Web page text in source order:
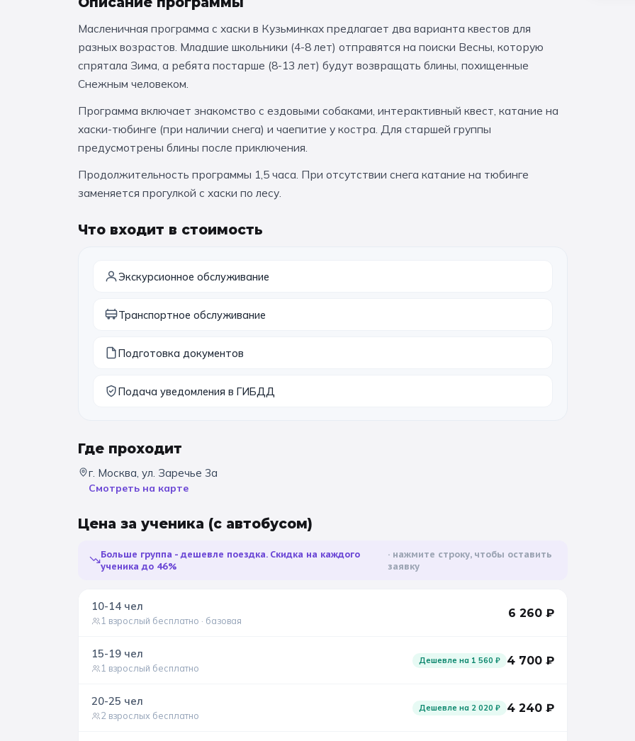
Масленичная программа с хаски в Кузьминках предлагает два варианта квестов для
разных возрастов. Младшие школьники (4-8 лет) отправятся на поиски Весны, которую
спрятала Зима, а ребята постарше (8-13 лет) будут возвращать блины, похищенные
Снежным человеком.
Программа включает знакомство с ездовыми собаками, интерактивный квест, катание на
хаски-тюбинге (при наличии снега) и чаепитие у костра. Для старшей группы
предусмотрены блины после приключения.
Продолжительность программы 1,5 часа. При отсутствии снега катание на тюбинге
заменяется прогулкой с хаски по лесу.
Что входит в стоимость
Экскурсионное обслуживание
Транспортное обслуживание
Подготовка документов
Подача уведомления в ГИБДД
Где проходит
г. Москва, ул. Заречье 3а
Смотреть на карте
Цена за ученика (с автобусом)
Больше группа - дешевле поездка. Скидка на каждого
ученика до 46%
нажмите строку, чтобы оставить
заявку
10-14 чел
1 взрослый бесплатно · базовая
6 260 ₽
15-19 чел
1 взрослый бесплатно
Дешевле на 1 560 ₽ 4 700 ₽
20-25 чел
2 взрослых бесплатно
Дешевле на 2 020 ₽ 4 240 ₽